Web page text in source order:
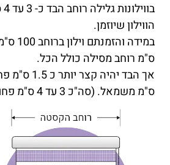
הווילון שיוזמן.
ס"מ רוחב מסילה כולל הכל.
ס"מ משמאל. (סה"כ 3 עד 4 ס"מ פחות).